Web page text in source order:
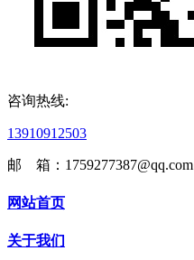
咨询热线:
13910912503
邮 箱：1759277387@qq.com
网站首页
关于我们